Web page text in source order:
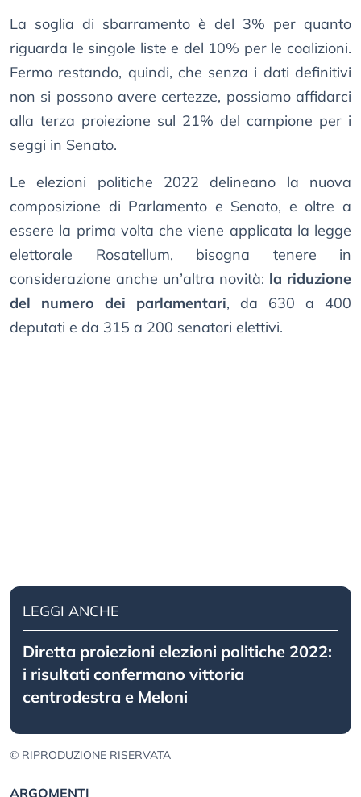
La soglia di sbarramento è del 3% per quanto
riguarda le singole liste e del 10% per le coalizioni.
Fermo restando, quindi, che senza i dati definitivi
non si possono avere certezze, possiamo affidarci
alla terza proiezione sul 21% del campione per i
seggi in Senato.
Le elezioni politiche 2022 delineano la nuova
composizione di Parlamento e Senato, e oltre a
essere la prima volta che viene applicata la legge
elettorale Rosatellum, bisogna tenere in
considerazione anche un’altra novità: la riduzione
del numero dei parlamentari, da 630 a 400
deputati e da 315 a 200 senatori elettivi.
LEGGI ANCHE
Diretta proiezioni elezioni politiche 2022:
i risultati confermano vittoria
centrodestra e Meloni
© RIPRODUZIONE RISERVATA
ARGOMENTI